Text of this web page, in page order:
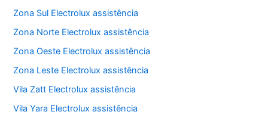
Zona Sul Electrolux assistência
Zona Norte Electrolux assistência
Zona Oeste Electrolux assistência
Zona Leste Electrolux assistência
Vila Zatt Electrolux assistência
Vila Yara Electrolux assistência